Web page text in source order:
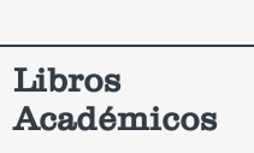
Libros
Académicos